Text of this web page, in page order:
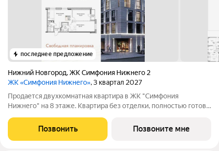
последнее предложение
Нижний Новгород,ЖК Симфония Нижнего 2
ЖК «Симфония Нижнего», 3 квартал 2027
Продается двухкомнатная квартира в ЖК "Симфония
Нижнего" на 8 этаже. Квартира без отделки, полностью готова
78.7 кв.м., жилая: 38.6 кв.м., площадь просторной кухни-
столовой: 24.3 кв.м. Угловая
Позвонить Позвоните мне